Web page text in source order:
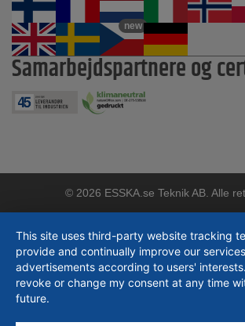
new
Samarbejdspartnere og
© 2026 ESSKA.se Teknik AB. Alle
This site uses third-party website tracking
provide and continually improve our
advertisements according to users'
revoke or change my consent at any time
future.